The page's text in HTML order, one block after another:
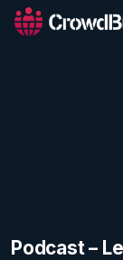
Podcast –